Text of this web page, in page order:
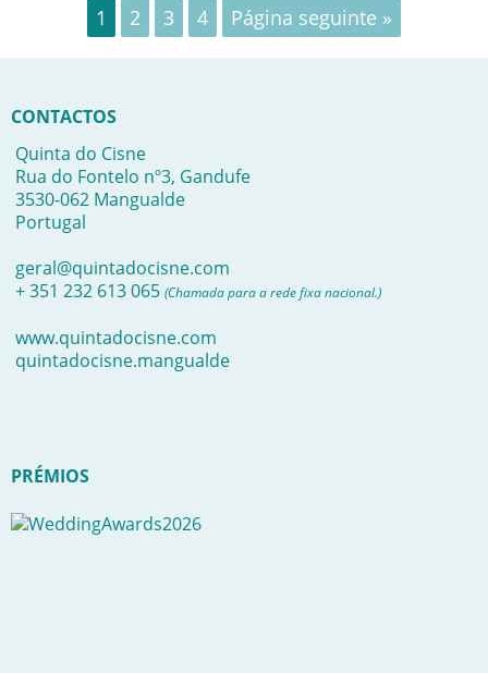
1 2 3 4 Página seguinte »
CONTACTOS
Quinta do Cisne
Rua do Fontelo nº3, Gandufe
3530-062 Mangualde
Portugal
geral@quintadocisne.com
+ 351 232 613 065 (Chamada para a rede fixa nacional.)
www.quintadocisne.com
quintadocisne.mangualde
PRÉMIOS